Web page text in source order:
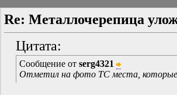
Re: Металлочерепица
Цитата:
Сообщение от serg4321
Отметил на фото ТС места, которые